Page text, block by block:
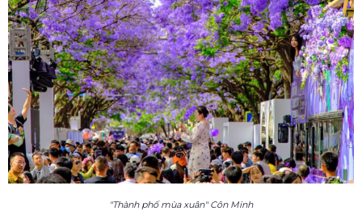
"Thành phố mùa xuân" Côn Minh